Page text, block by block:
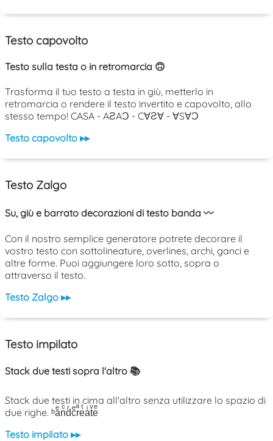
Testo capovolto
Testo sulla testa o in retromarcia 🙃
Trasforma il tuo testo a testa in giù, metterlo in
retromarcia o rendere il testo invertito e capovolto, allo
stesso tempo! CASA - AƧAƆ - C∀Ƨ∀ - ∀S∀Ɔ
Testo capovolto ▸▸
Testo Zalgo
Su, giù e barrato decorazioni di testo banda 〰️
Con il nostro semplice generatore potrete decorare il
vostro testo con sottolineature, overlines, archi, ganci e
altre forme. Puoi aggiungere loro sotto, sopra o
attraverso il testo.
Testo Zalgo ▸▸
Testo impilato
Stack due testi sopra l'altro 📚
Stack due testi in cima all'altro senza utilizzare lo spazio di
due righe. ᵇaͤnͨdͬcͤrͣeͭaͥtͮeͤ
Testo impilato ▸▸